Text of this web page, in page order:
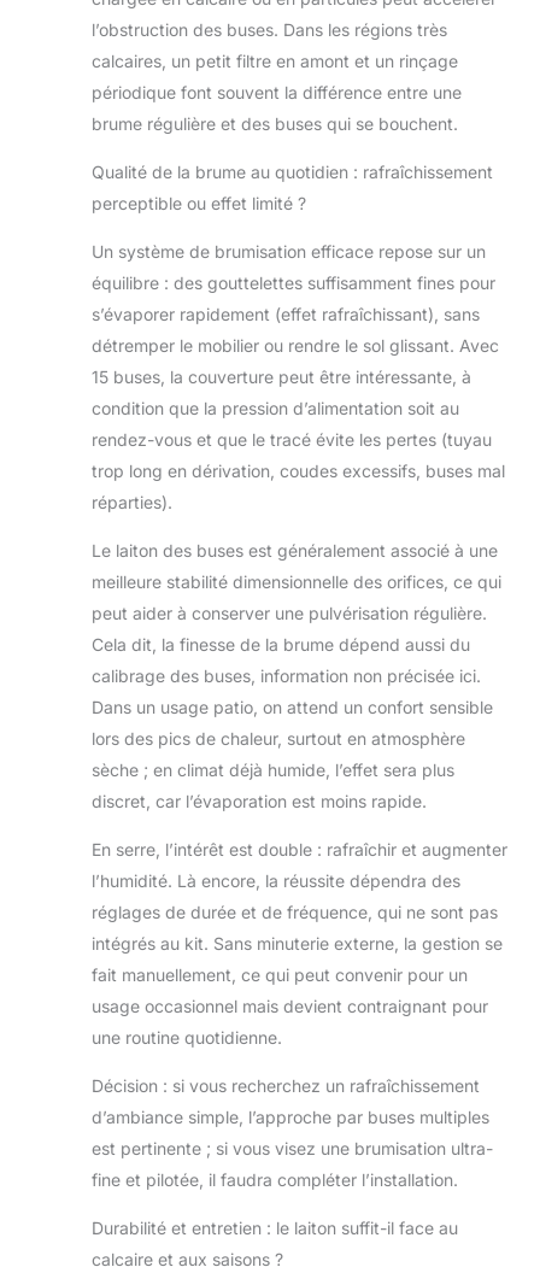
l’obstruction des buses. Dans les régions très
calcaires, un petit filtre en amont et un rinçage
périodique font souvent la différence entre une
brume régulière et des buses qui se bouchent.
Qualité de la brume au quotidien : rafraîchissement
perceptible ou effet limité ?
Un système de brumisation efficace repose sur un
équilibre : des gouttelettes suffisamment fines pour
s’évaporer rapidement (effet rafraîchissant), sans
détremper le mobilier ou rendre le sol glissant. Avec
15 buses, la couverture peut être intéressante, à
condition que la pression d’alimentation soit au
rendez-vous et que le tracé évite les pertes (tuyau
trop long en dérivation, coudes excessifs, buses mal
réparties).
Le laiton des buses est généralement associé à une
meilleure stabilité dimensionnelle des orifices, ce qui
peut aider à conserver une pulvérisation régulière.
Cela dit, la finesse de la brume dépend aussi du
calibrage des buses, information non précisée ici.
Dans un usage patio, on attend un confort sensible
lors des pics de chaleur, surtout en atmosphère
sèche ; en climat déjà humide, l’effet sera plus
discret, car l’évaporation est moins rapide.
En serre, l’intérêt est double : rafraîchir et augmenter
l’humidité. Là encore, la réussite dépendra des
réglages de durée et de fréquence, qui ne sont pas
intégrés au kit. Sans minuterie externe, la gestion se
fait manuellement, ce qui peut convenir pour un
usage occasionnel mais devient contraignant pour
une routine quotidienne.
Décision : si vous recherchez un rafraîchissement
d’ambiance simple, l’approche par buses multiples
est pertinente ; si vous visez une brumisation ultra-
fine et pilotée, il faudra compléter l’installation.
Durabilité et entretien : le laiton suffit-il face au
calcaire et aux saisons ?